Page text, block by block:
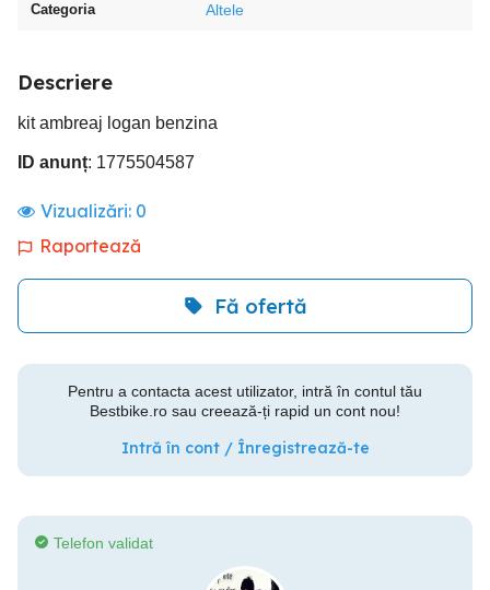
Categoria Altele
Descriere
kit ambreaj logan benzina
ID anunț: 1775504587
Vizualizări: 0
Raportează
Fă ofertă
Pentru a contacta acest utilizator, intră în contul tău
Bestbike.ro sau creează-ți rapid un cont nou!
Intră în cont / Înregistrează-te
Telefon validat